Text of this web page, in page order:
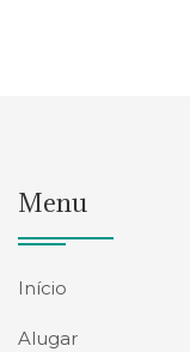
Menu
Início
Alugar